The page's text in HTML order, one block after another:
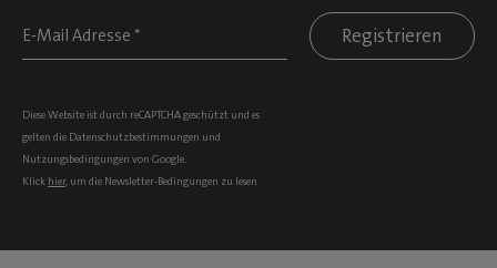
Registrieren
Diese Website ist durch reCAPTCHA geschützt und es
gelten die Datenschutzbestimmungen und
Nutzungsbedingungen von Google.
Klick hier, um die Newsletter-Bedingungen zu lesen